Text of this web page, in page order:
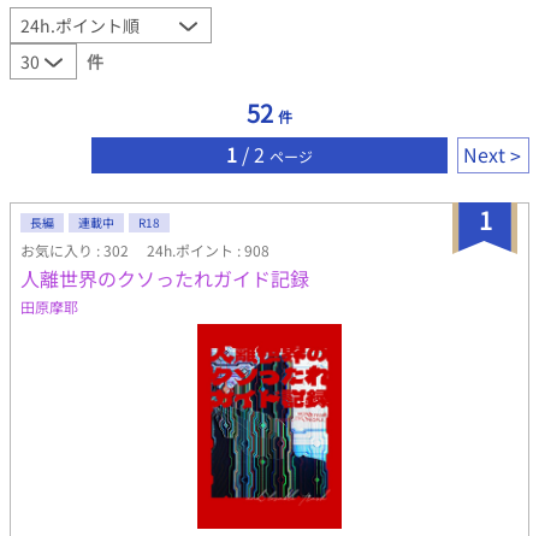
件
52 件
1 / 2 ページ Next
1
長編 連載中 R18
お気に入り : 302 24h.ポイント : 908
人離世界のクソったれガイド記録
田原摩耶